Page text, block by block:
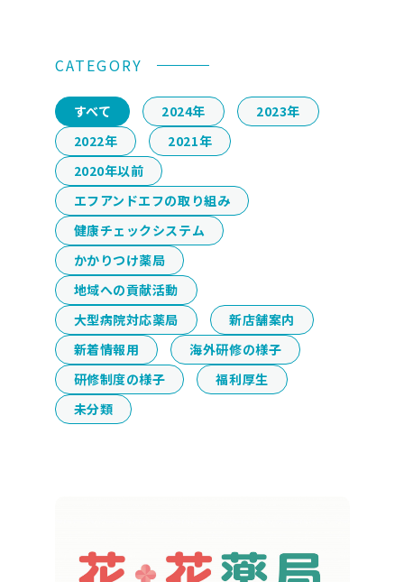
CATEGORY
すべて 2024年
2023年
2022年
2021年
2020年以前
エフアンドエフの取り組み
健康チェックシステム
かかりつけ薬局
地域への貢献活動
大型病院対応薬局
新店舗案内
新着情報用
海外研修の様子
研修制度の様子
福利厚生
未分類